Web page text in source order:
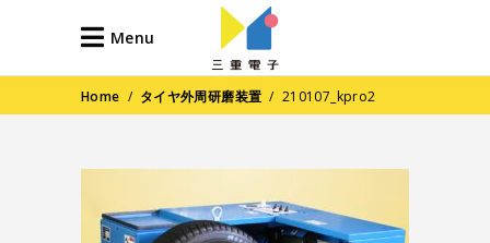
Menu
Home / タイヤ外周研磨装置 / 210107_kpro2